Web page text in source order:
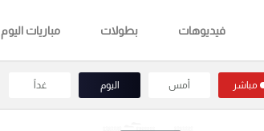
فيديوهات بطولات مباريات اليوم
مباشر أمس اليوم غداً